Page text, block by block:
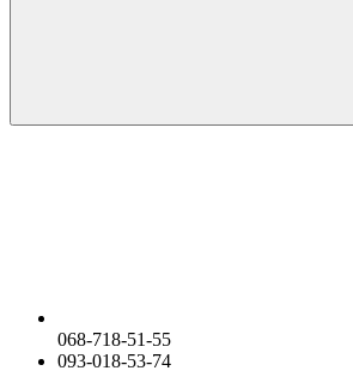
068-718-51-55
093-018-53-74